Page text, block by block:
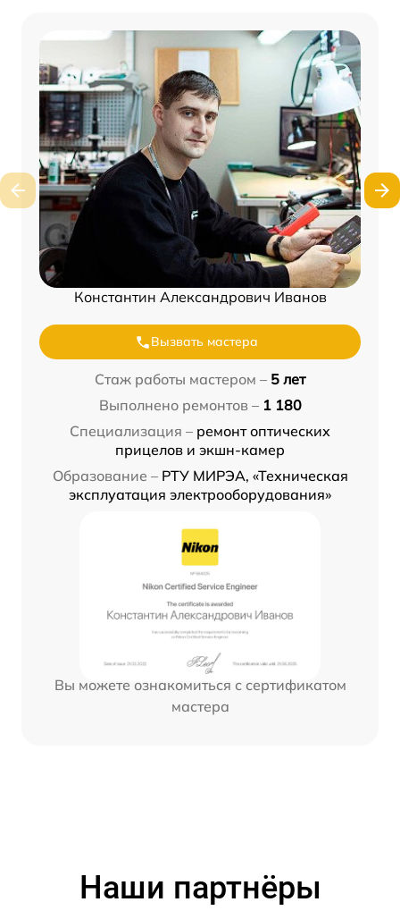
Константин Александрович Иванов
Вызвать мастера
Стаж работы мастером – 5 лет
Выполнено ремонтов – 1 180
Специализация – ремонт оптических
прицелов и экшн-камер
Образование – РТУ МИРЭА, «Техническая
эксплуатация электрооборудования»
Вы можете ознакомиться с сертификатом
мастера
Наши партнёры